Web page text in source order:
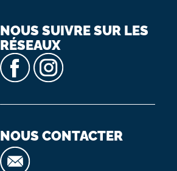
NOUS SUIVRE SUR LES
RÉSEAUX
NOUS CONTACTER